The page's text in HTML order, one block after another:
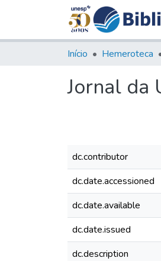
Início Hemeroteca
Jornal da
dc.contributor
dc.date.accessioned
dc.date.available
dc.date.issued
dc.description